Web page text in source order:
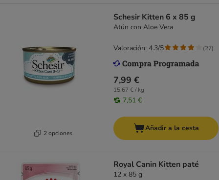
2 opciones
Schesir Kitten 6 x 85 g
Atún con Aloe Vera
7,99 €
15,67 € / kg
7,51 €
Valoración: 4.3/5 (27)
Añadir a la cesta
Royal Canin Kitten paté
12 x 85 g